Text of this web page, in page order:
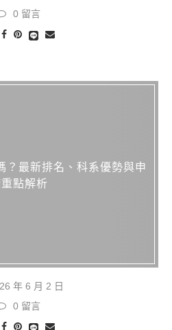
0 留言
？最新排名、科系優勢與申
點解析
年 6 月 2 日
0 留言